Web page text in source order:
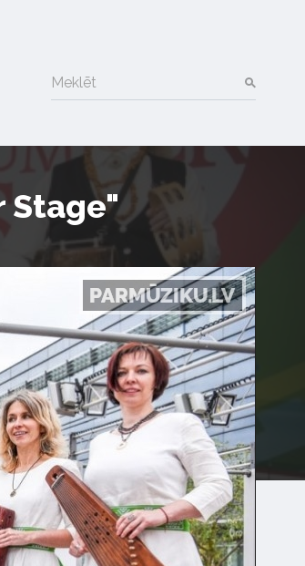
Meklēt
Stage"